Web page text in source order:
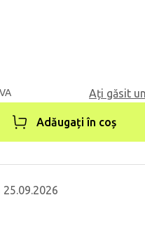
Ați găsit
Adăugați în coș